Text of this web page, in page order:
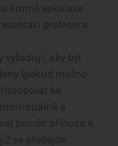
kromě eskalace
profesora
vyžadují, aby byl
(pokud možno
ke
a
poměr přínosu k
se předejde